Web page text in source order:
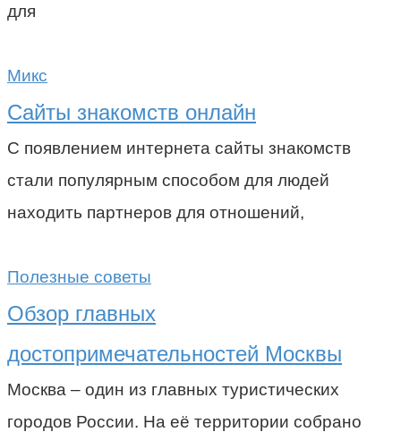
для
Микс
Сайты знакомств онлайн
С появлением интернета сайты знакомств
стали популярным способом для людей
находить партнеров для отношений,
Полезные советы
Обзор главных
достопримечательностей Москвы
Москва – один из главных туристических
городов России. На её территории собрано